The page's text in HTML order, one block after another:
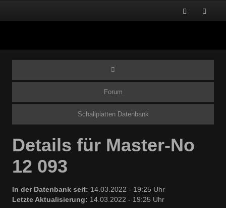
Forum
Schallplatten Datenbank
Details für Master-No
12 093
In der Datenbank seit: 14.03.2022 - 19:25 Uhr
Letzte Aktualisierung: 14.03.2022 - 19:25 Uhr